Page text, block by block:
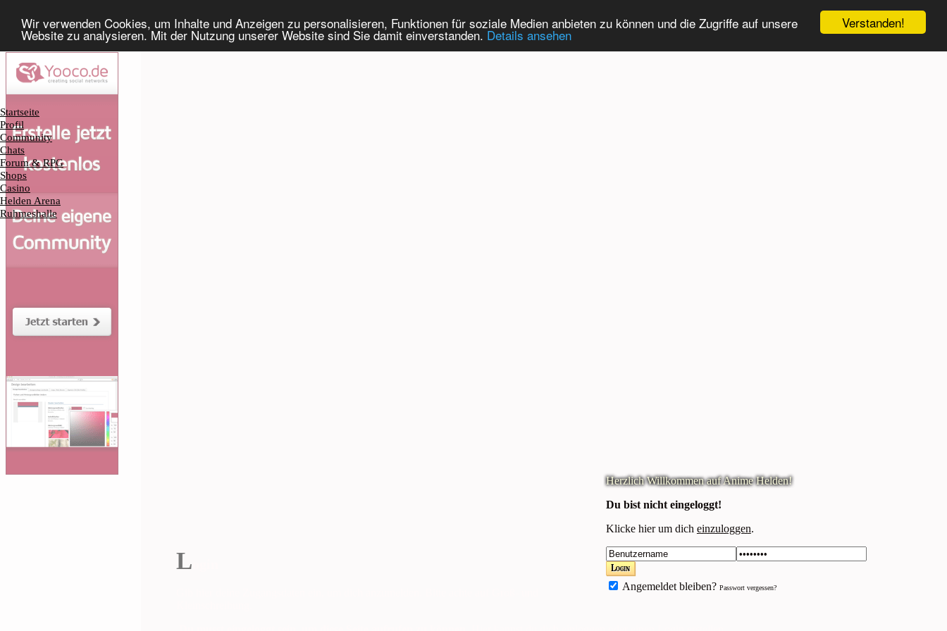
Verstanden!
Wir verwenden Cookies, um Inhalte und Anzeigen zu personalisieren, Funktionen für soziale Medien anbieten zu können und die Zugriffe auf unsere
Website zu analysieren. Mit der Nutzung unserer Website sind Sie damit einverstanden. Details ansehen
Du bist nicht eingeloggt!
Klicke hier um dich einzuloggen.
Login
Angemeldet bleiben? Passwort vergessen?
Startseite
Profil
Community
Chats
Forum & RPG
Shops
Casino
Helden Arena
Ruhmeshalle
L